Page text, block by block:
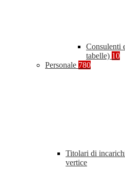
Consulenti
tabelle) 10
Personale 780
Titolari di
vertice